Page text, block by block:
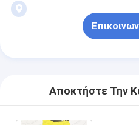
Αποκτήστε Την